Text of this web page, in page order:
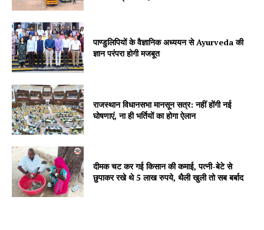
SUBSCRIBE NOW
Company
About
Contact us
Subscription Plans
My account
पाण्डुलिपियों के वैज्ञानिक अध्ययन से Ayurveda की
ज्ञान परंपरा होगी मजबूत
राजस्थान विधानसभा मानसून सत्र: नहीं होंगी नई
घोषणाएं, ना ही भर्तियों का होगा ऐलान
दीमक चट कर गई किसान की कमाई, पत्नी-बेटे से
छुपाकर रखे थे 5 लाख रुपये, थैली खुली तो सब बर्बाद